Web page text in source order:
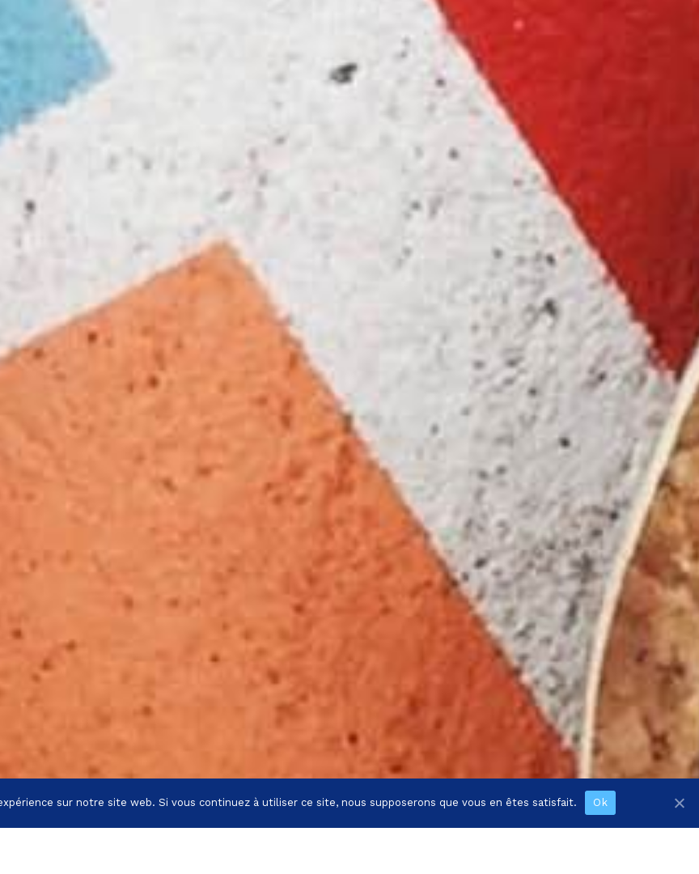
sur notre site web. Si vous continuez à utiliser ce site, nous supposerons que vous en êtes satisfait. Ok